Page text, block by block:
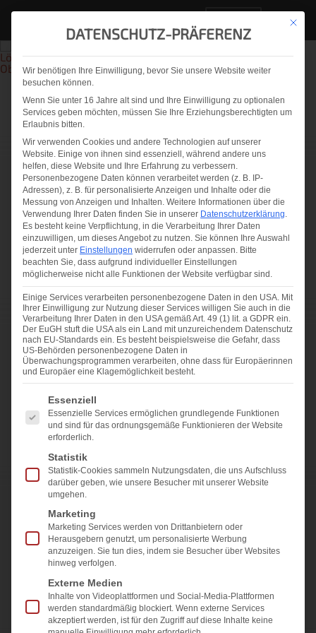
WIR MACHEN QUALITÄT
SICHTBAR
Automatisierte
Glasqualitätsscanner - Präzision
für die Glasindustrie seit 25 Jahren
Wir bieten Ihnen modernste Lösungen für die
Qualitätskontrolle von Flachglas. Als weltweit
führender Anbieter von automatischen
Glasqualitätsscannern setzen wir neue Standards
in der Glasindustrie.
Während des Glasherstellungsprozesses,
insbesondere beim Vorspannen und Laminieren,
treten häufig Defekte wie Einschlüsse, Blasen,
Kratzer, Rollwellen, Verzerrungen oder
Anisotropien auf. Unsere hochpräzisen
Scansysteme sind speziell dafür entwickelt, diese
Defekte zuverlässig zu erkennen und so maximale
Kontrolle und Sicherheit in Ihrer Produktion zu
gewährleisten.
Durch schnelle automatisierte Inspektion
ermöglichen unsere Systeme eine
Produktionsgeschwindigkeit ohne
Qualitätseinbußen. Die Präzision und Effizienz
Mit
DATENSCHUTZ-PRÄFERENZ
Wir benötigen Ihre Einwilligung, bevor Sie unsere Website weiter
besuchen können.
Wenn Sie unter 16 Jahre alt sind und Ihre Einwilligung zu optionalen
Services geben möchten, müssen Sie Ihre Erziehungsberechtigten um
Erlaubnis bitten.
Wir verwenden Cookies und andere Technologien auf unserer
Website. Einige von ihnen sind essenziell, während andere uns
helfen, diese Website und Ihre Erfahrung zu verbessern.
Personenbezogene Daten können verarbeitet werden (z. B. IP-
Adressen), z. B. für personalisierte Anzeigen und Inhalte oder die
Messung von Anzeigen und Inhalten. Weitere Informationen über die
Verwendung Ihrer Daten finden Sie in unserer Datenschutzerklärung.
Es besteht keine Verpflichtung, in die Verarbeitung Ihrer Daten
einzuwilligen, um dieses Angebot zu nutzen. Sie können Ihre Auswahl
jederzeit unter Einstellungen widerrufen oder anpassen. Bitte
beachten Sie, dass aufgrund individueller Einstellungen
möglicherweise nicht alle Funktionen der Website verfügbar sind.
Einige Services verarbeiten personenbezogene Daten in den USA. Mit
Ihrer Einwilligung zur Nutzung dieser Services willigen Sie auch in die
Verarbeitung Ihrer Daten in den USA gemäß Art. 49 (1) lit. a GDPR ein.
Der EuGH stuft die USA als ein Land mit unzureichendem Datenschutz
nach EU-Standards ein. Es besteht beispielsweise die Gefahr, dass
US-Behörden personenbezogene Daten in
Überwachungsprogrammen verarbeiten, ohne dass für Europäerinnen
und Europäer eine Klagemöglichkeit besteht.
Es folgt eine Liste der Service-Gruppen, für die eine
Essenziell
Essenzielle Services ermöglichen grundlegende Funktionen
und sind für das ordnungsgemäße Funktionieren der Website
erforderlich.
Statistik
Statistik-Cookies sammeln Nutzungsdaten, die uns Aufschluss
darüber geben, wie unsere Besucher mit unserer Website
umgehen.
Marketing
Marketing Services werden von Drittanbietern oder
Herausgebern genutzt, um personalisierte Werbung
anzuzeigen. Sie tun dies, indem sie Besucher über Websites
hinweg verfolgen.
Externe Medien
Inhalte von Videoplattformen und Social-Media-Plattformen
werden standardmäßig blockiert. Wenn externe Services
akzeptiert werden, ist für den Zugriff auf diese Inhalte keine